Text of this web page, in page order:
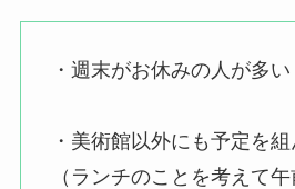
・週末がお休みの人が多い
・美術館以外にも予定を
（ランチのことを考えて